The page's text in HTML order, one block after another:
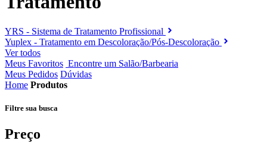
YRS - Sistema de Tratamento Profissional
Yuplex - Tratamento em Descoloração/Pós-Descoloração
Ver todos
Meus Favoritos Encontre um Salão/Barbearia
Meus Pedidos Dúvidas
Home Produtos
Filtre sua busca
Preço